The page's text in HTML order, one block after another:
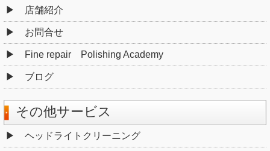
店舗紹介
お問合せ
Fine repair Polishing Academy
ブログ
その他サービス
ヘッドライトクリーニング